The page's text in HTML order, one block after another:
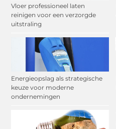
Vloer professioneel laten
reinigen voor een verzorgde
uitstraling
Energieopslag als strategische
keuze voor moderne
ondernemingen